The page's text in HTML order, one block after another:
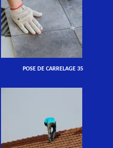
POSE DE CARRELAGE 35